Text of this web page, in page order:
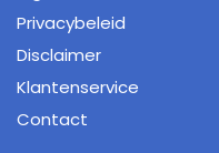
Privacybeleid
Disclaimer
Klantenservice
Contact